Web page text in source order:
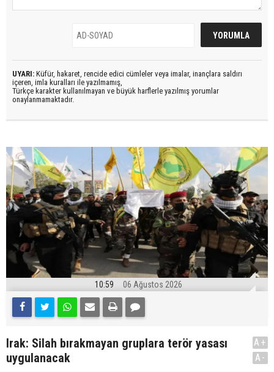
UYARI: Küfür, hakaret, rencide edici cümleler veya imalar, inançlara saldırı
içeren, imla kuralları ile yazılmamış,
Türkçe karakter kullanılmayan ve büyük harflerle yazılmış yorumlar
onaylanmamaktadır.
10:59 06 Ağustos 2026
Irak: Silah bırakmayan gruplara terör yasası
uygulanacak
A+
A-